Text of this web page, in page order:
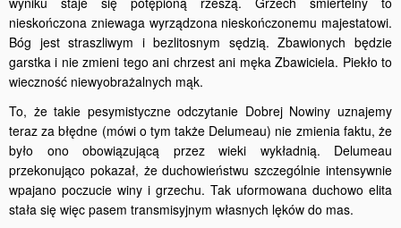
nieskończona zniewaga wyrządzona nieskończonemu majestatowi.
Bóg jest straszliwym i bezlitosnym sędzią. Zbawionych będzie
garstka i nie zmieni tego ani chrzest ani męka Zbawiciela. Piekło to
wieczność niewyobrażalnych mąk.
To, że takie pesymistyczne odczytanie Dobrej Nowiny uznajemy
teraz za błędne (mówi o tym także Delumeau) nie zmienia faktu, że
było ono obowiązującą przez wieki wykładnią. Delumeau
przekonująco pokazał, że duchowieństwu szczególnie intensywnie
wpajano poczucie winy i grzechu. Tak uformowana duchowo elita
stała się więc pasem transmisyjnym własnych lęków do mas.